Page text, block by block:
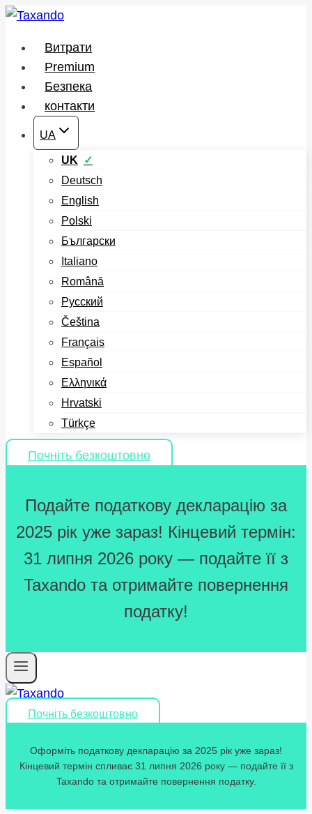
Перейти
вмісту
Витрати
Premium
Безпека
контакти
UA
UK
Deutsch
English
Polski
Български
Italiano
Română
Русский
Čeština
Français
Español
Ελληνικά
Hrvatski
Türkçe
Почніть безкоштовно
Подайте податкову декларацію за
2025 рік уже зараз! Кінцевий термін:
31 липня 2026 року — подайте її з
Taxando та отримайте повернення
податку!
Почніть безкоштовно
Оформіть податкову декларацію за 2025 рік уже зараз!
Кінцевий термін спливає 31 липня 2026 року — подайте її з
Taxando та отримайте повернення податку.